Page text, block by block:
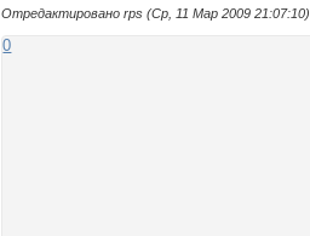
Отредактировано rps (Ср, 11 Мар 2009 21:07:10)
0